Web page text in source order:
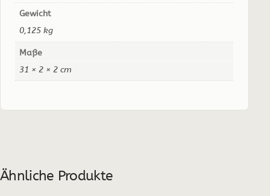
Gewicht
0,125 kg
Maße
31 × 2 × 2 cm
Ähnliche Produkte